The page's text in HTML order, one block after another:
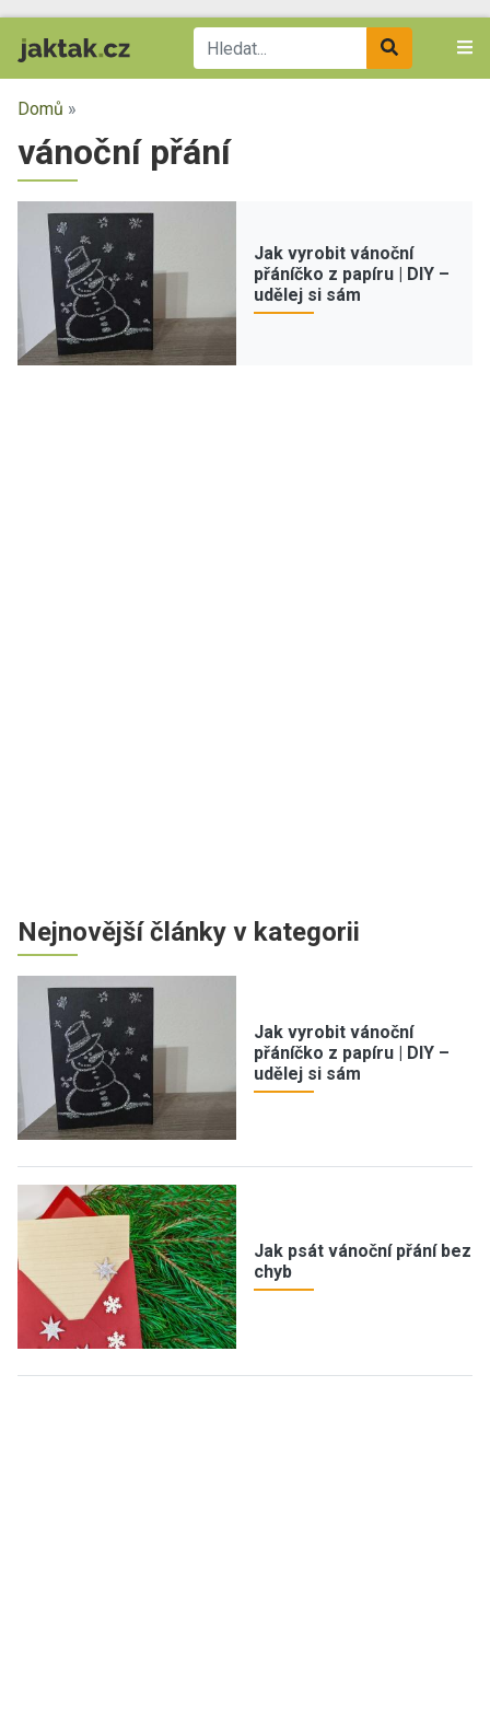
Domů »
vánoční přání
Jak vyrobit vánoční
přáníčko z papíru | DIY –
udělej si sám
Nejnovější články v kategorii
Jak vyrobit vánoční
přáníčko z papíru | DIY –
udělej si sám
Jak psát vánoční přání bez
chyb